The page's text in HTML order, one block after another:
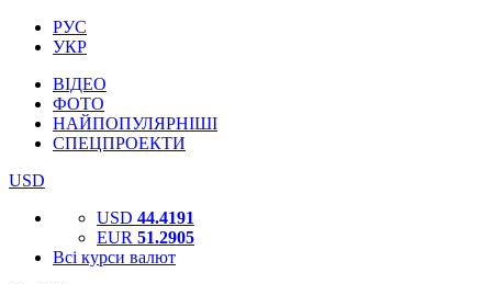
РУС
УКР
ВІДЕО
ФОТО
НАЙПОПУЛЯРНІШІ
СПЕЦПРОЕКТИ
USD
USD 44.4191
EUR 51.2905
Всі курси валют